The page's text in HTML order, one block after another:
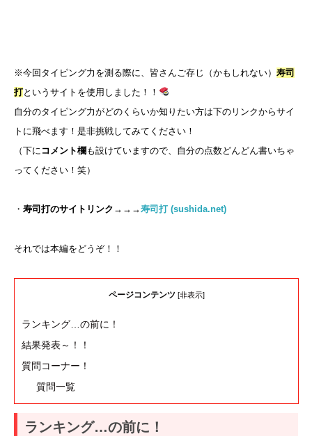
※今回タイピング力を測る際に、皆さんご存じ（かもしれない） 寿司
打というサイトを使用しました！！
自分のタイピング力がどのくらいか知りたい方は下のリンクからサイ
トに飛べます！是非挑戦してみてください！
（下に コメント欄も設けていますので、自分の点数どんどん書いちゃ
ってください！笑）
・ 寿司打のサイトリンク →→→寿司打 (sushida.net)
それでは本編をどうぞ！！
ページコンテンツ [非表示]
ランキング…の前に！
結果発表～！！
質問コーナー！
質問一覧
ランキング…の前に！